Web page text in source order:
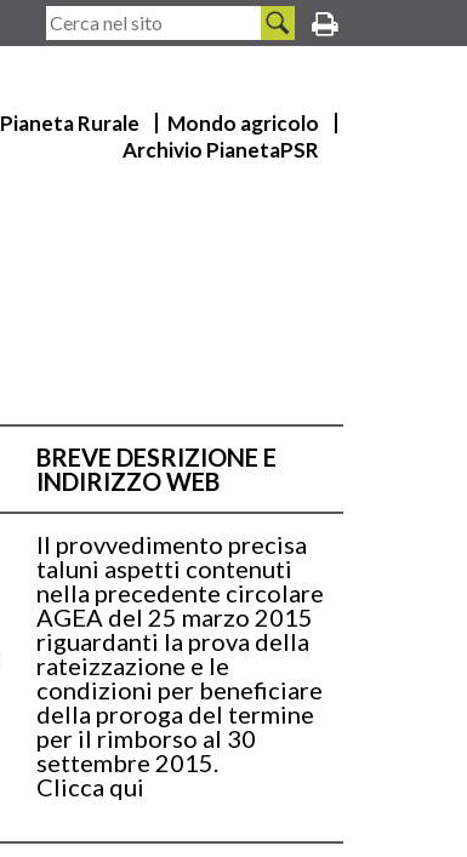
Pianeta Rurale
Mondo agricolo
Archivio PianetaPSR
BREVE DESRIZIONE E
INDIRIZZO WEB
Il provvedimento precisa
taluni aspetti contenuti
nella precedente circolare
AGEA del 25 marzo 2015
riguardanti la prova della
rateizzazione e le
condizioni per beneficiare
della proroga del termine
per il rimborso al 30
settembre 2015.
Clicca qui